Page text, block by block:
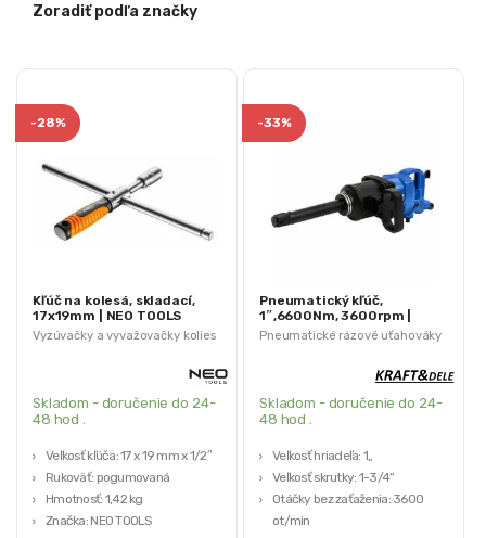
Zoradiť podľa značky
Vyzúvačky a vyvažovačky kolies
-28%
Kľúč na kolesá, skladací,
17x19mm | NEO TOOLS
Skladom - doručenie do 24-
48 hod .
Veľkosť kľúča: 17 x 19 mm x 1/2″
Rukoväť: pogumovaná
Hmotnosť: 1,42 kg
Značka: NEO TOOLS
Pneumatické rázové uťahováky
-33%
Pneumatický kľúč,
1″,6600Nm, 3600rpm |
KD5786
Skladom - doručenie do 24-
48 hod .
Veľkosť hriadeľa: 1„
Veľkosť skrutky: 1-3/4“
Otáčky bez zaťaženia: 3600
ot/min